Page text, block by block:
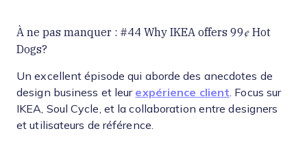
À ne pas manquer : #44 Why IKEA offers 99¢Hot
Dogs?
Un excellent épisode qui aborde des anecdotes de
design business et leur expérience client . Focus sur
IKEA, Soul Cycle, et la collaboration entre designers
et utilisateurs de référence.